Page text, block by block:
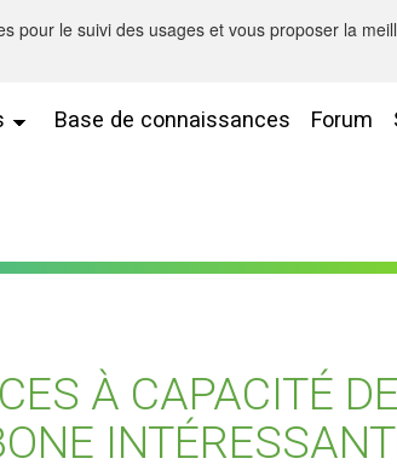
Base de connaissances Forum
À CAPACITÉ DE
pour le suivi des usages et vous proposer la